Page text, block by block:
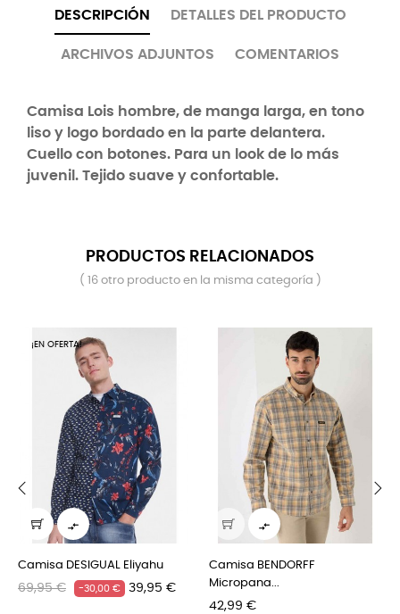
DESCRIPCIÓN DETALLES DEL PRODUCTO
ARCHIVOS ADJUNTOS COMENTARIOS
Camisa Lois hombre, de manga larga, en tono
liso y logo bordado en la parte delantera.
Cuello con botones. Para un look de lo más
juvenil. Tejido suave y confortable.
PRODUCTOS RELACIONADOS
( 16 otro producto en la misma categoría )
¡EN OFERTA!

Camisa DESIGUAL Eliyahu
Precio
69,95 € -30,00 € Precio
39,95 €

Camisa BENDORFF
Micropana...
Precio
42,99 €